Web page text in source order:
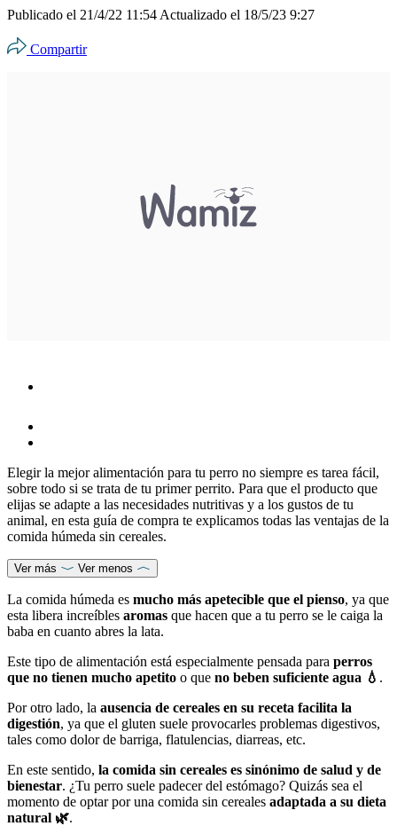
Publicado el 21/4/22 11:54 Actualizado el 18/5/23 9:27
Compartir
Elegir la mejor alimentación para tu perro no siempre es tarea fácil,
sobre todo si se trata de tu primer perrito. Para que el producto que
elijas se adapte a las necesidades nutritivas y a los gustos de tu
animal, en esta guía de compra te explicamos todas las ventajas de la
comida húmeda sin cereales.
Ver más Ver menos
La comida húmeda es mucho más apetecible que el pienso, ya que
esta libera increíbles aromas que hacen que a tu perro se le caiga la
baba en cuanto abres la lata.
Este tipo de alimentación está especialmente pensada para perros
que no tienen mucho apetito o que no beben suficiente agua 💧 .
Por otro lado, la ausencia de cereales en su receta facilita la
digestión, ya que el gluten suele provocarles problemas digestivos,
tales como dolor de barriga, flatulencias, diarreas, etc.
En este sentido, la comida sin cereales es sinónimo de salud y de
bienestar. ¿Tu perro suele padecer del estómago? Quizás sea el
momento de optar por una comida sin cereales adaptada a su dieta
natural 🌿.